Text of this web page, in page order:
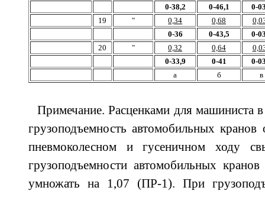
0-38,2
0-46,1
0-
19
" 0,34 0,68
0-36
0-43,5
0-
20
" 0,32 0,64
0-33,9
0-41
0-
а
б в
Примечание. Расценками для машиниста
грузоподъемность автомобильных
пневмоколесном и гусеничном
грузоподъемности автомобильных
умножать на 1,07 (ПР-1). При